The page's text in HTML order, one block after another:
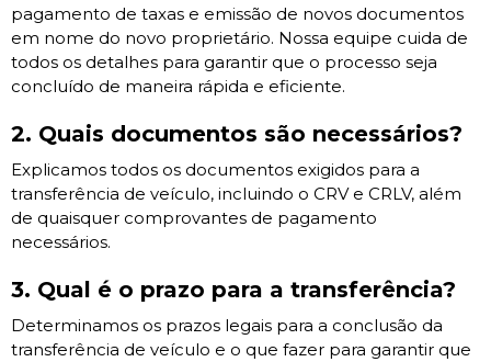
pagamento de taxas e emissão de novos documentos
em nome do novo proprietário. Nossa equipe cuida de
todos os detalhes para garantir que o processo seja
concluído de maneira rápida e eficiente.
2. Quais documentos são necessários?
Explicamos todos os documentos exigidos para a
transferência de veículo, incluindo o CRV e CRLV, além
de quaisquer comprovantes de pagamento
necessários.
3. Qual é o prazo para a transferência?
Determinamos os prazos legais para a conclusão da
transferência de veículo e o que fazer para garantir que